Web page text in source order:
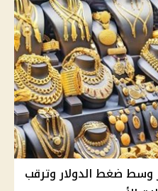
ضغط الدولار وترقب